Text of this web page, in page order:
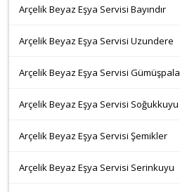
Arçelik Beyaz Eşya Servisi Bayındır
Arçelik Beyaz Eşya Servisi Uzundere
Arçelik Beyaz Eşya Servisi Gümüşpala
Arçelik Beyaz Eşya Servisi Soğukkuyu
Arçelik Beyaz Eşya Servisi Şemikler
Arçelik Beyaz Eşya Servisi Serinkuyu